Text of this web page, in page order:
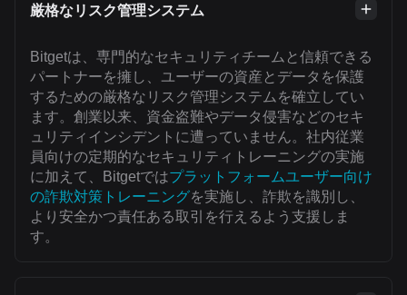
厳格なリスク管理システム
Bitgetは、専門的なセキュリティチームと信頼できる
パートナーを擁し、ユーザーの資産とデータを保護
するための厳格なリスク管理システムを確立してい
ます。創業以来、資金盗難やデータ侵害などのセキ
ュリティインシデントに遭っていません。社内従業
員向けの定期的なセキュリティトレーニングの実施
に加えて、Bitgetではプラットフォームユーザー向け
の詐欺対策トレーニングを実施し、詐欺を識別し、
より安全かつ責任ある取引を行えるよう支援しま
す。